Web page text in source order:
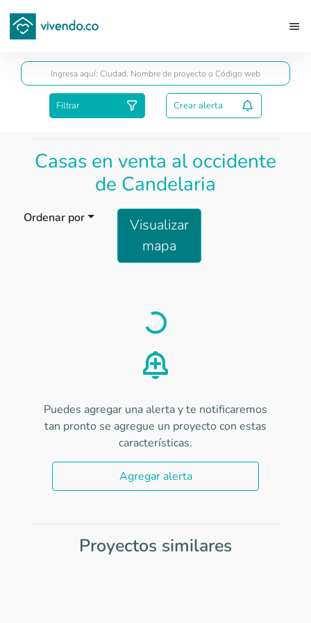
Filtrar Crear alerta
Casas en venta al occidente
de Candelaria
Ordenar por
Visualizar
mapa
Load
Puedes agregar una alerta y te notificaremos
tan pronto se agregue un proyecto con estas
características.
Agregar alerta
Proyectos similares
Guardar